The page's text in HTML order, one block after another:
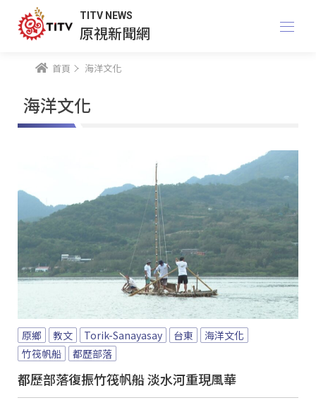
TITV NEWS
原視新聞網
首頁 海洋文化
海洋文化
原鄉 教文 Torik-Sanayasay 台東
海洋文化
竹筏帆船
都歷部落
都歷部落復振竹筏帆船 淡水河重現風華